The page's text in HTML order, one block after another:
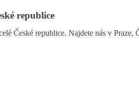
republice
České republice. Najdete nás v